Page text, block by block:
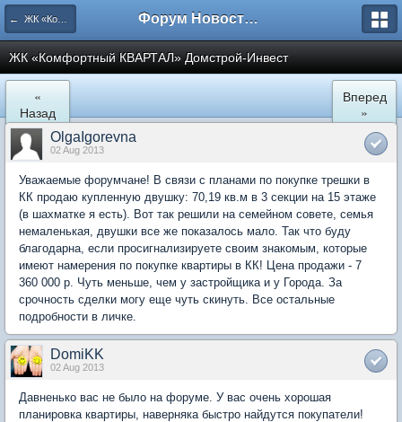
← ЖК «Комфортный КВАРТАЛ» Форум Новостройки
ЖК «Комфортный КВАРТАЛ» Домстрой-Инвест
«
Назад
Вперед
»
OlgaIgorevna
02 Aug 2013
Уважаемые форумчане! В связи с планами по покупке трешки в
КК продаю купленную двушку: 70,19 кв.м в 3 секции на 15 этаже
(в шахматке я есть). Вот так решили на семейном совете, семья
немаленькая, двушки все же показалось мало. Так что буду
благодарна, если просигнализируете своим знакомым, которые
имеют намерения по покупке квартиры в КК! Цена продажи - 7
360 000 р. Чуть меньше, чем у застройщика и у Города. За
срочность сделки могу еще чуть скинуть. Все остальные
подробности в личке.
DomiKK
02 Aug 2013
Давненько вас не было на форуме. У вас очень хорошая
планировка квартиры, наверняка быстро найдутся покупатели!